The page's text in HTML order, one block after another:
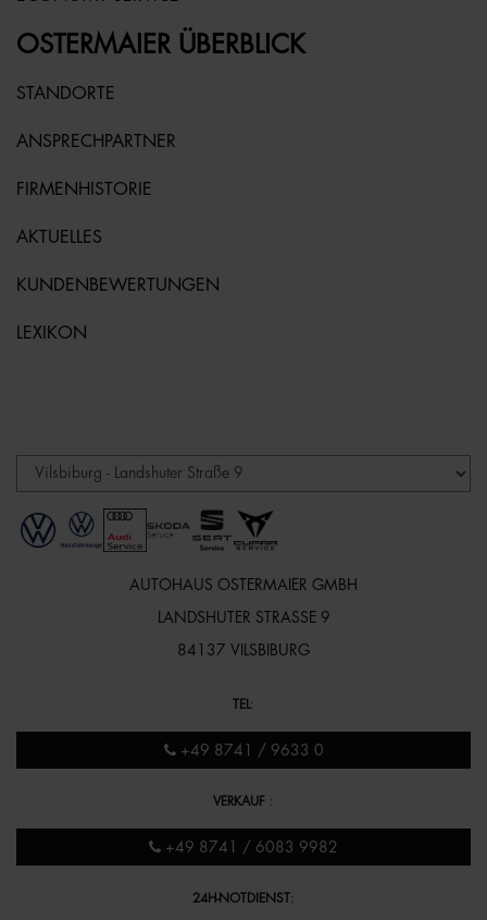
OSTERMAIER ÜBERBLICK
STANDORTE
ANSPRECHPARTNER
FIRMENHISTORIE
AKTUELLES
KUNDENBEWERTUNGEN
LEXIKON
AUTOHAUS OSTERMAIER GMBH
LANDSHUTER STRASSE 9
84137 VILSBIBURG
TEL :
+49 8741 / 9633 0
VERKAUF :
+49 8741 / 6083 9982
24H-NOTDIENST: